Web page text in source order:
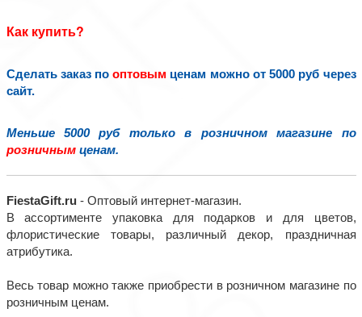
Как купить?
Сделать заказ пооптовым ценам можно от 5000 руб через
сайт.
Меньше 5000 руб только в розничном магазине по
розничнымценам.
FiestaGift.ru - Оптовый интернет-магазин.
В ассортименте упаковка для подарков и для цветов,
флористические товары, различный декор, праздничная
атрибутика.
Весь товар можно также приобрести в розничном магазине по
розничным ценам.